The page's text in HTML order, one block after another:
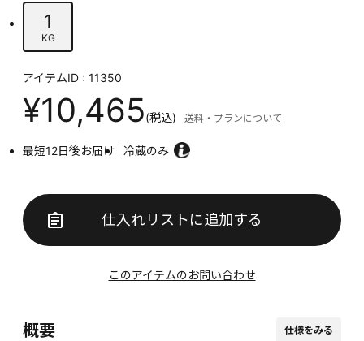
1
KG
アイテムID : 11350
¥10,465(税込) 送料・プランについて
最短12日後お届け 冷蔵のみ
仕入れリストに追加する
このアイテムのお問い合わせ
概要 仕様をみる